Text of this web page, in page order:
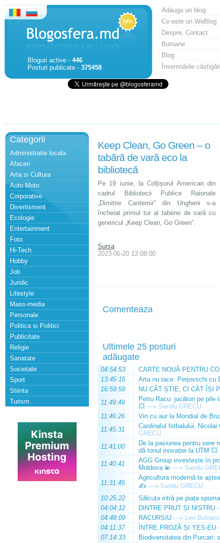
Bloguri active - 446
Posturi publicate - 375458
Adauga un blog
Ce este un WeBlog
Despre, Contact
Butoane
Blog
Însemnările
Categorii
Administratie locala
Afaceri
Arta si Cultura
Auto Moto
Corporative
Divertisment
Ecologie
Entertainment
Foto
Hi-Tech
Hobby
Job
Juridic
Lifestyle
Mass-media
Personale
Politica si Politici
Publicitate
Religie
Sanatate
Societate
Sport
Stiinta
Turism
Keep Clean, Go Green – o
tabără de vară eco la
bibliotecă
Pe 19 iunie, la Colțișorul American din
cadrul Bibliotecii Publice Raionale
„Dimitrie Cantemir” din Ungheni s-a
încheiat primul tur al taberei de vară cu
genericul „Keep Clean, Go Green”.
Sursa
2023-06-20 13:08:00
Comenteaza
Ultimele 25 posturi
adăugate
04:54:53
CARTE NOUĂ PENTRU
13:45:15
Arta nu tace: Perjovschi cu
16:59:59
NU CÂT ȘTIE, CI CÂT ÎȘI
11:49:49
Petru Racu: jucători pe pile
💥 —» Sandu GRECU
11:46:26
Vin cu aur la Mondial de
11:45:31
Cardinalul fotbalului,
GRECU
11:41:00
De la pasiunea pentru sere
dă tonul inovației la UTM 💥
11:40:41
AGG Group investește în
Moldova 💫 —» Sandu
11:31:45
Agricultura modernă te
✍️ —» Sandu GRECU
10:25:22
Sălcuța intră pe piața
04:04:12
DINTRE PRUT ȘI NISTRU
04:48:09
RACURSIU —» Leo Butnaru
04:11:37
ÎNTRE PROZĂ ȘI YES-EU
07:14:33
Biodiversitatea din Purcari: